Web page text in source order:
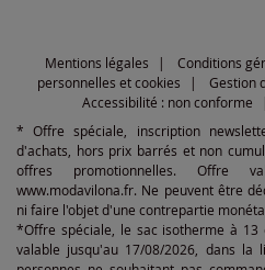
Mentions légales Conditions
personnelles et cookies
Gestion
Accessibilité : non conforme
* Offre spéciale, inscription
d'achats, hors prix barrés et non
offres promotionnelles. Offre
www.modavilona.fr. Ne peuvent être
ni faire l'objet d'une contrepartie
*Offre spéciale, le sac isotherme à
valable jusqu'au 17/08/2026, dans la